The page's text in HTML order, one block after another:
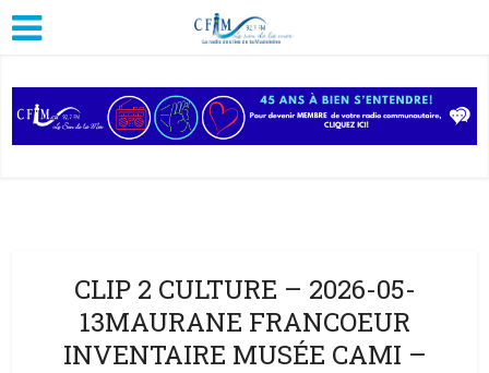
CLIP 2 CULTURE – 2026-05-
13MAURANE FRANCOEUR
INVENTAIRE MUSÉE CAMI –